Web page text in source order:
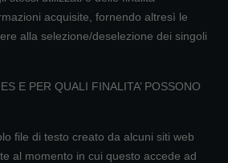
acquisite, fornendo altresì le
alla selezione/deselezione dei singoli
E PER QUALI FINALITA’ POSSONO
file di testo creato da alcuni siti web
al momento in cui questo accede ad